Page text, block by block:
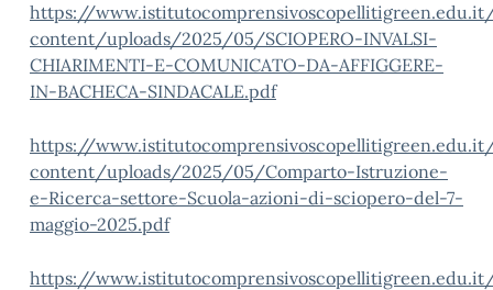
https://
content/uploads/2025/05/SCIOPERO-INVALSI-
CHIARIMENTI-E-COMUNICATO-DA-AFFIGGERE-
IN-BACHECA-SINDACALE.pdf
https://
content/uploads/2025/05/Comparto-Istruzione-
e-Ricerca-settore-Scuola-azioni-di-sciopero-del-7-
maggio-2025.pdf
https://